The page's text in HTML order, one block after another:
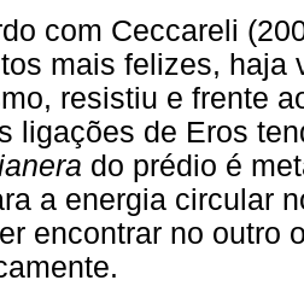
com Ceccareli
mais felizes, haja
resistiu e frente
ligações de Eros
do prédio é
a energia circular
encontrar no outro